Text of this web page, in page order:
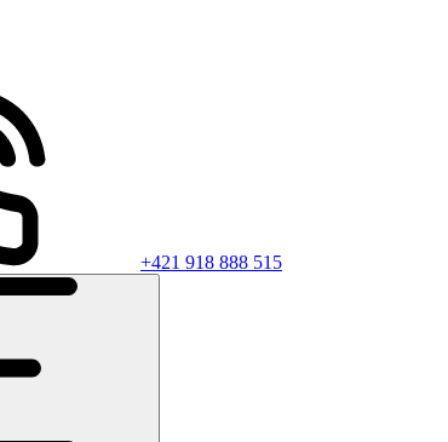
+421 918 888 515